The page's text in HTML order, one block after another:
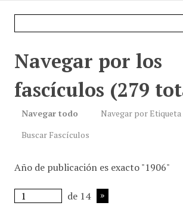
Navegar por los
fascículos (279
Navegar todo
Navegar por Etiqueta
Buscar Fascículos
Año de publicación es exacto "1906"
de 14